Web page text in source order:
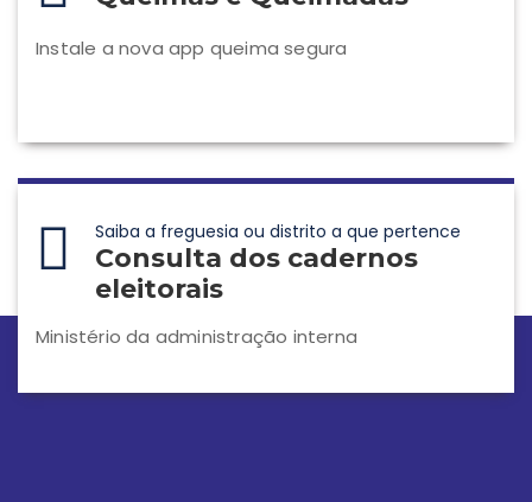
Instale a nova app queima segura
Saiba a freguesia ou distrito a que pertence
Consulta dos cadernos
eleitorais
Ministério da administração interna